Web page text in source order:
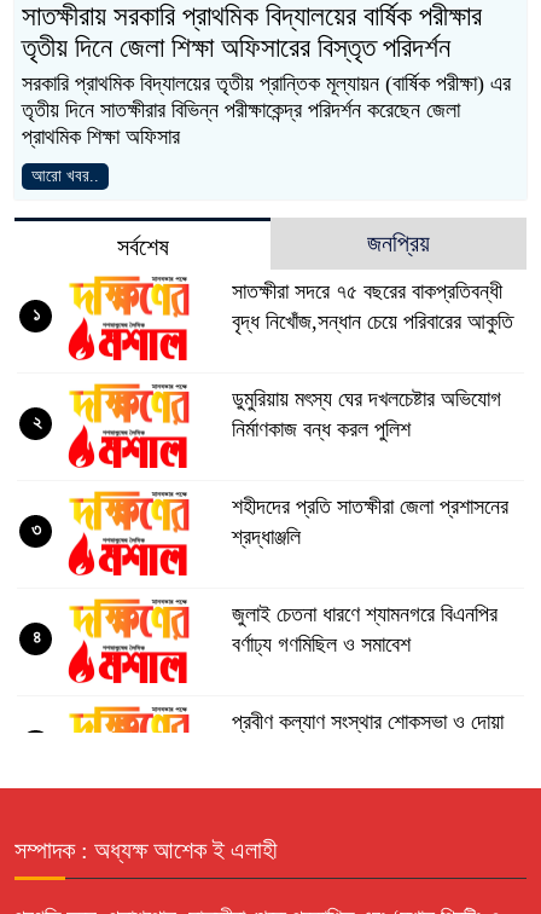
সাতক্ষীরায় সরকারি প্রাথমিক বিদ্যালয়ের বার্ষিক পরীক্ষার
তৃতীয় দিনে জেলা শিক্ষা অফিসারের বিস্তৃত পরিদর্শন
সরকারি প্রাথমিক বিদ্যালয়ের তৃতীয় প্রান্তিক মূল্যায়ন (বার্ষিক পরীক্ষা) এর
তৃতীয় দিনে সাতক্ষীরার বিভিন্ন পরীক্ষাকেন্দ্র পরিদর্শন করেছেন জেলা
প্রাথমিক শিক্ষা অফিসার
আরো খবর..
সর্বশেষ জনপ্রিয়
সাতক্ষীরা সদরে ৭৫ বছরের বাকপ্রতিবন্ধী
বৃদ্ধ নিখোঁজ,সন্ধান চেয়ে পরিবারের আকুতি
১
ডুমুরিয়ায় মৎস্য ঘের দখলচেষ্টার অভিযোগ
নির্মাণকাজ বন্ধ করল পুলিশ
২
শহীদদের প্রতি সাতক্ষীরা জেলা প্রশাসনের
শ্রদ্ধাঞ্জলি
৩
জুলাই চেতনা ধারণে শ্যামনগরে বিএনপির
বর্ণাঢ্য গণমিছিল ও সমাবেশ
৪
প্রবীণ কল্যাণ সংস্থার শোকসভা ও দোয়া
দখলের অপচেষ্টার অভিযোগ
৬
সম্পাদক : অধ্যক্ষ আশেক ই এলাহী